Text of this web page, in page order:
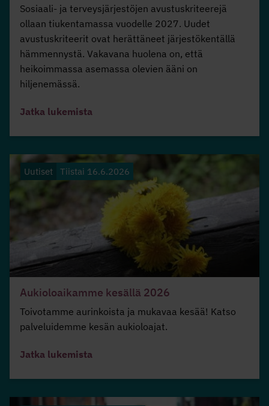
Sosiaali- ja terveysjärjestöjen avustuskriteerejä
ollaan tiukentamassa vuodelle 2027. Uudet
avustuskriteerit ovat herättäneet järjestökentällä
hämmennystä. Vakavana huolena on, että
heikoimmassa asemassa olevien ääni on
hiljenemässä.
Jatka lukemista
Uutiset Tiistai 16.6.2026
Aukioloaikamme kesällä 2026
Toivotamme aurinkoista ja mukavaa kesää! Katso
palveluidemme kesän aukioloajat.
Jatka lukemista